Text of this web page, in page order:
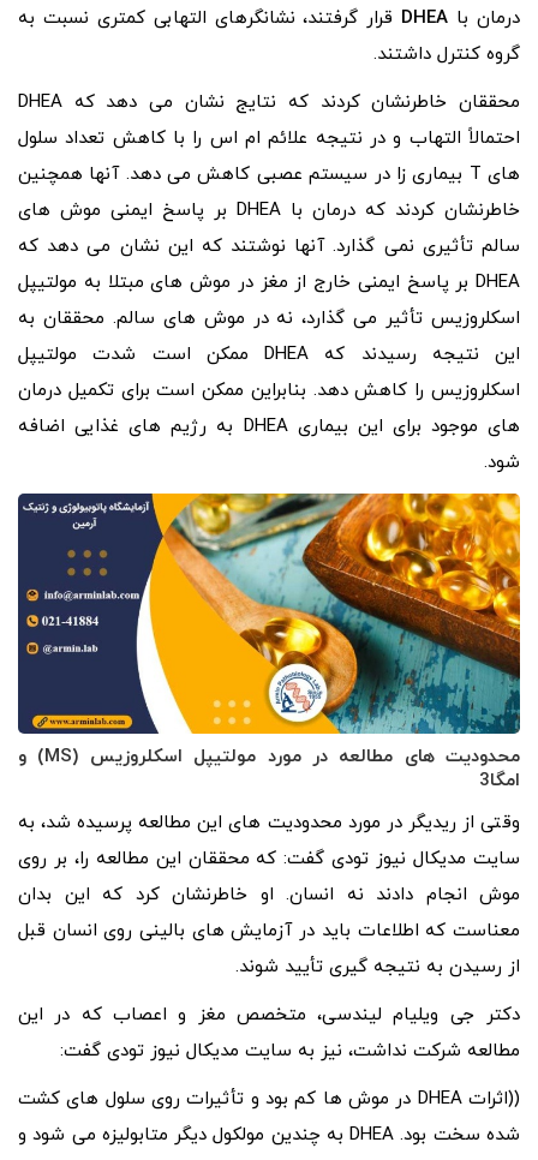
درمان با DHEA قرار گرفتند، نشانگرهای التهابی کمتری نسبت به
گروه کنترل داشتند.
محققان خاطرنشان کردند که نتایج نشان می دهد که DHEA
احتمالاً التهاب و در نتیجه علائم ام اس را با کاهش تعداد سلول
های T بیماری زا در سیستم عصبی کاهش می دهد. آنها همچنین
خاطرنشان کردند که درمان با DHEA بر پاسخ ایمنی موش های
سالم تأثیری نمی گذارد. آنها نوشتند که این نشان می دهد که
DHEA بر پاسخ ایمنی خارج از مغز در موش های مبتلا به مولتیپل
اسکلروزیس تأثیر می گذارد، نه در موش های سالم. محققان به
این نتیجه رسیدند که DHEA ممکن است شدت مولتیپل
اسکلروزیس را کاهش دهد. بنابراین ممکن است برای تکمیل درمان‌
های موجود برای این بیماری DHEA به رژیم‌ های غذایی اضافه
شود.
محدودیت های مطالعه در مورد مولتیپل اسکلروزیس (MS) و
امگا3
وقتی از ریدیگر در مورد محدودیت های این مطالعه پرسیده شد، به
سایت مدیکال نیوز تودی گفت: که محققان این مطالعه را، بر روی
موش انجام دادند نه انسان. او خاطرنشان کرد که این بدان
معناست که اطلاعات باید در آزمایش‌ های بالینی روی انسان قبل
از رسیدن به نتیجه‌ گیری تأیید شوند.
دکتر جی ویلیام لیندسی، متخصص مغز و اعصاب که در این
مطالعه شرکت نداشت، نیز به سایت مدیکال نیوز تودی گفت:
((اثرات DHEA در موش‌ ها کم بود و تأثیرات روی سلول‌ های کشت‌
شده سخت بود. DHEA به چندین مولکول دیگر متابولیزه می شود و